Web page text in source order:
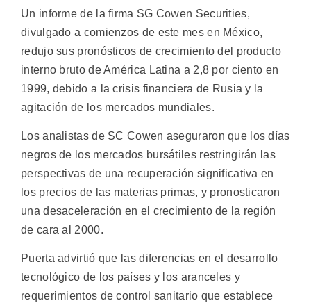
Un informe de la firma SG Cowen Securities,
divulgado a comienzos de este mes en México,
redujo sus pronósticos de crecimiento del producto
interno bruto de América Latina a 2,8 por ciento en
1999, debido a la crisis financiera de Rusia y la
agitación de los mercados mundiales.
Los analistas de SC Cowen aseguraron que los días
negros de los mercados bursátiles restringirán las
perspectivas de una recuperación significativa en
los precios de las materias primas, y pronosticaron
una desaceleración en el crecimiento de la región
de cara al 2000.
Puerta advirtió que las diferencias en el desarrollo
tecnológico de los países y los aranceles y
requerimientos de control sanitario que establece